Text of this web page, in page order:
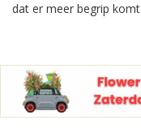
dat er meer begrip